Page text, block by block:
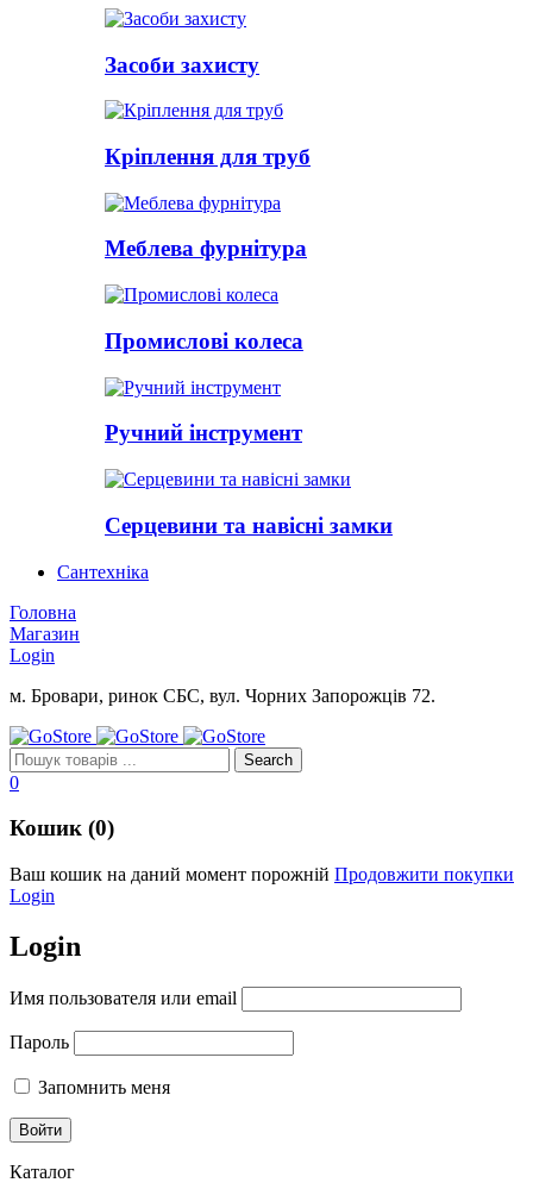
Засоби захисту
Кріплення для труб
Меблева фурнітура
Промислові колеса
Ручний інструмент
Серцевини та навісні замки
Сантехніка
Головна
Магазин
Login
м. Бровари, ринок СБС, вул. Чорних Запорожців 72.
0
Кошик (0)
Ваш кошик на даний момент порожній Продовжити покупки
Login
Login
Имя пользователя или email
Пароль
Запомнить меня
Каталог